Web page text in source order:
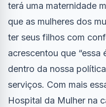
terá uma maternidade
que as mulheres dos
ter seus filhos com
acrescentou que “essa
dentro da nossa
serviços. Com mais
Hospital da Mulher na